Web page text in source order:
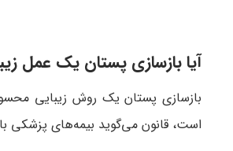
آیا بازسازی پستان یک عمل
بازسازی پستان یک روش زیبایی
است، قانون می‌گوید بیمه‌های پزشکی